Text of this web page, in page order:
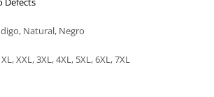
Natural, Negro
XXL, 3XL, 4XL, 5XL, 6XL, 7XL